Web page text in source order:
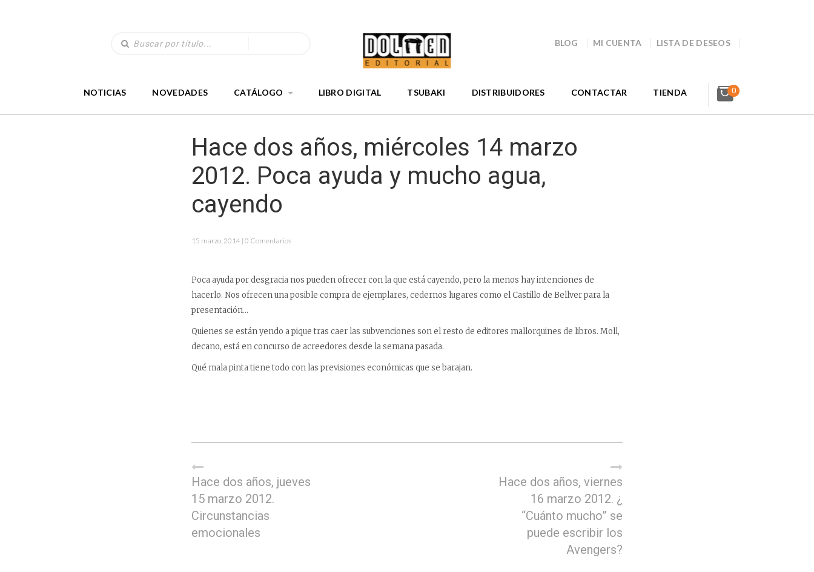
BLOG MI CUENTA LISTA DE DESEOS
NOTICIAS NOVEDADES CATÁLOGO LIBRO DIGITAL TSUBAKI DISTRIBUIDORES CONTACTAR TIENDA 0
Hace dos años, miércoles 14 marzo
2012. Poca ayuda y mucho agua,
cayendo
15 marzo, 2014 | 0 Comentarios
Poca ayuda por desgracia nos pueden ofrecer con la que está cayendo, pero la menos hay intenciones de
hacerlo. Nos ofrecen una posible compra de ejemplares, cedernos lugares como el Castillo de Bellver para la
presentación…
Quienes se están yendo a pique tras caer las subvenciones son el resto de editores mallorquines de libros. Moll,
decano, está en concurso de acreedores desde la semana pasada.
Qué mala pinta tiene todo con las previsiones económicas que se barajan.
Hace dos años, jueves
15 marzo 2012.
Circunstancias
emocionales
Hace dos años, viernes
16 marzo 2012. ¿
“Cuánto mucho” se
puede escribir los
Avengers?